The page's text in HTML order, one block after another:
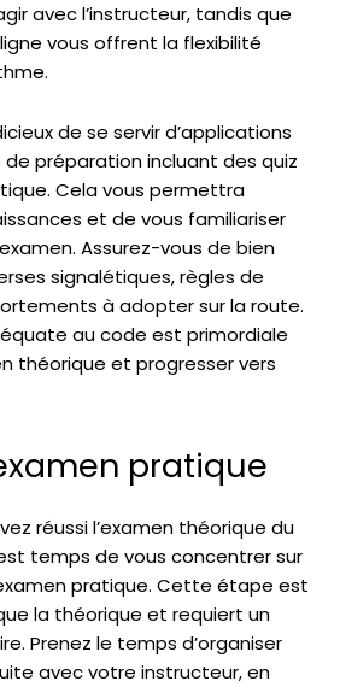
avec l’instructeur, tandis que
vous offrent la flexibilité
de se servir d’applications
de préparation incluant des quiz
Cela vous permettra
et de vous familiariser
Assurez-vous de bien
signalétiques, règles de
à adopter sur la route.
au code est primordiale
théorique et progresser vers
pratique
réussi l’examen théorique du
temps de vous concentrer sur
pratique. Cette étape est
la théorique et requiert un
Prenez le temps d’organiser
avec votre instructeur, en